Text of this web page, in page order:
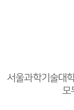
서울과학기술대
모